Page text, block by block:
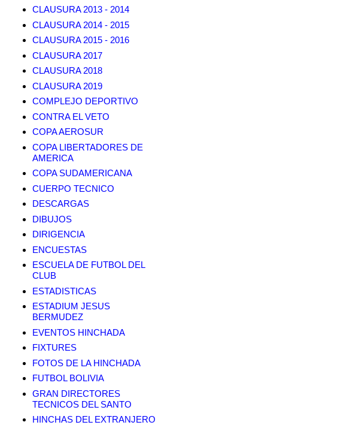
CLAUSURA 2013 - 2014
CLAUSURA 2014 - 2015
CLAUSURA 2015 - 2016
CLAUSURA 2017
CLAUSURA 2018
CLAUSURA 2019
COMPLEJO DEPORTIVO
CONTRA EL VETO
COPA AEROSUR
COPA LIBERTADORES DE
AMERICA
COPA SUDAMERICANA
CUERPO TECNICO
DESCARGAS
DIBUJOS
DIRIGENCIA
ENCUESTAS
ESCUELA DE FUTBOL DEL
CLUB
ESTADISTICAS
ESTADIUM JESUS
BERMUDEZ
EVENTOS HINCHADA
FIXTURES
FOTOS DE LA HINCHADA
FUTBOL BOLIVIA
GRAN DIRECTORES
TECNICOS DEL SANTO
HINCHAS DEL EXTRANJERO